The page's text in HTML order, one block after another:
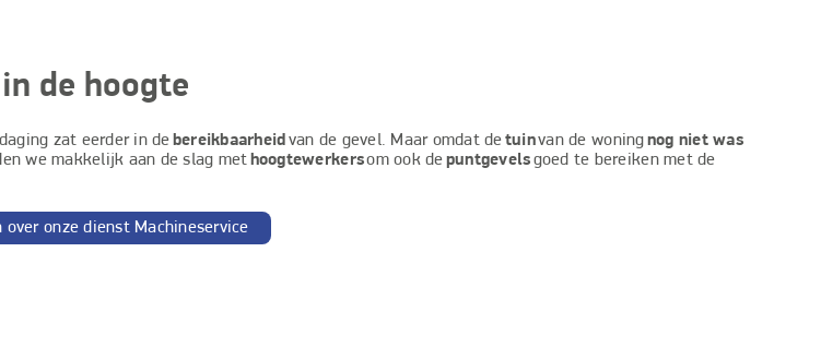
de hoogte
zat eerder in de bereikbaarheid van de gevel. Maar omdat detuinvan de woningnog niet was
we makkelijk aan de slag met hoogtewerkersom ook depuntgevelsgoed te bereiken met de
over onze dienst Machineservice